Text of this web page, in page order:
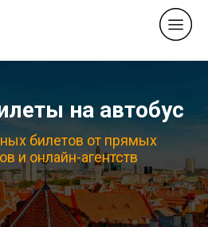
на автобус
билетов от прямых
и онлайн-агентств